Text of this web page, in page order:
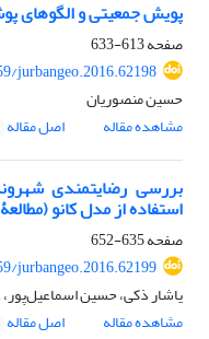
پویش جمعیتی و الگوهای
صفحه613-633
jurbangeo.2016.62198
حسین منصوریان
مشاهده مقاله
اصل مقاله
بررسی رضایتمندی
استفاده از مدل کانو
صفحه635-652
jurbangeo.2016.62199
یاشار ذکی، حسین اسماعیل‌پور،
مشاهده مقاله
اصل مقاله